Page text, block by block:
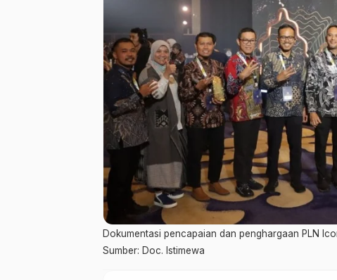
Dokumentasi pencapaian dan penghargaan PLN
Sumber: Doc. Istimewa